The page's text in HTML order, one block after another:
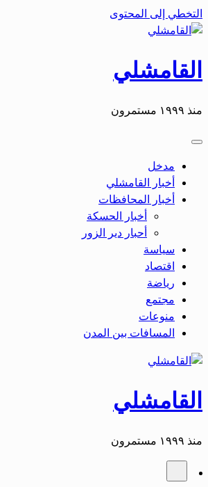
التخطي إلى المحتوى
القامشلي
منذ ١٩٩٩ مستمرون
مدخل
أخبار القامشلي
أخبار المحافظات
أخبار الحسكة
أحبار دير الزور
سياسة
اقتصاد
رياضة
مجتمع
منوعات
المسافات بين المدن
القامشلي
منذ ١٩٩٩ مستمرون